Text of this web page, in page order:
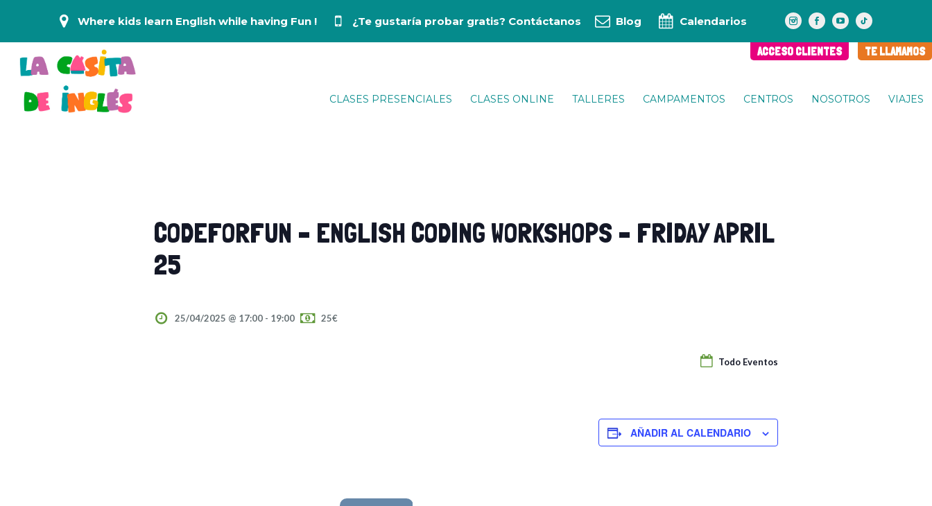
Where kids learn English while having Fun ! ¿Te gustaría probar gratis? Contáctanos Blog Calendarios
ACCESO CLIENTES TE LLAMAMOS
CLASES PRESENCIALES CLASES ONLINE TALLERES CAMPAMENTOS CENTROS NOSOTROS VIAJES
CODEFORFUN – ENGLISH CODING WORKSHOPS – FRIDAY APRIL
25
25/04/2025 @ 17:00 - 19:00 25€
Todo Eventos
AÑADIR AL CALENDARIO